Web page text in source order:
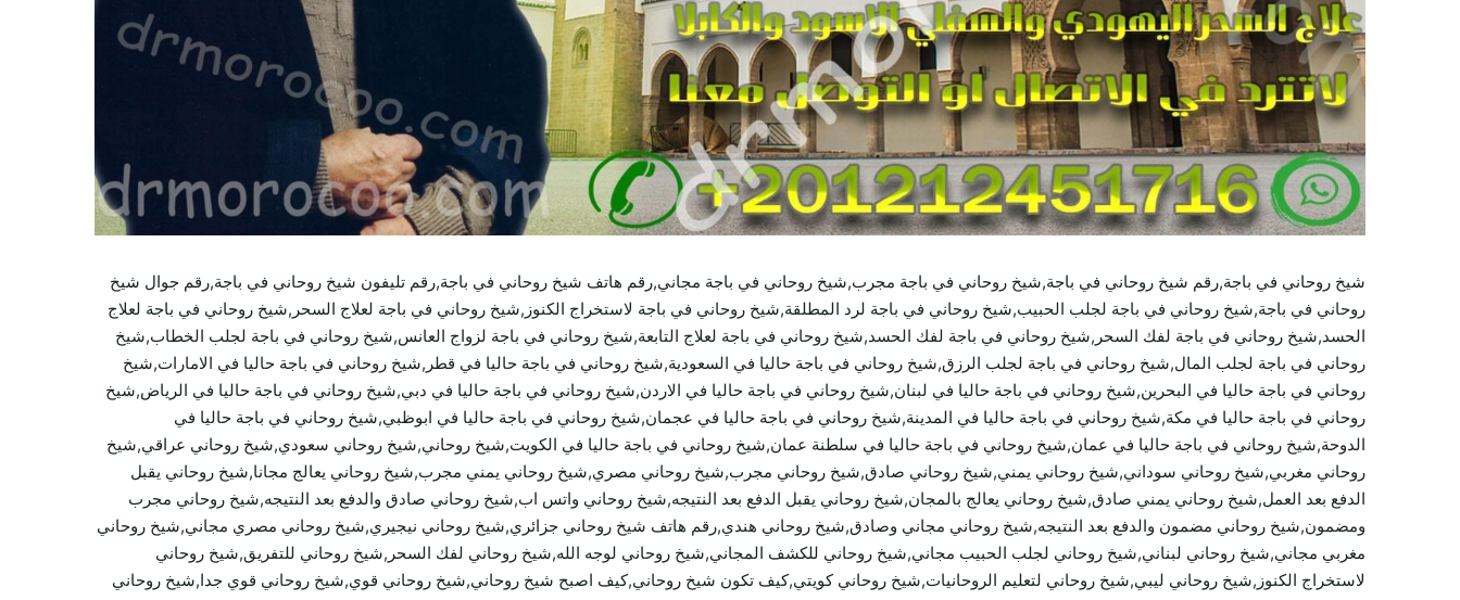
شيخ روحاني في باجة,رقم شيخ روحاني في باجة,شيخ روحاني في باجة مجرب,شيخ روحاني في باجة مجاني,رقم هاتف شيخ روحاني في باجة,رقم تليفون شيخ روحاني في باجة,رقم جوال شيخ
روحاني في باجة,شيخ روحاني في باجة لجلب الحبيب,شيخ روحاني في باجة لرد المطلقة,شيخ روحاني في باجة لاستخراج الكنوز,شيخ روحاني في باجة لعلاج السحر,شيخ روحاني في باجة لعلاج
الحسد,شيخ روحاني في باجة لفك السحر,شيخ روحاني في باجة لفك الحسد,شيخ روحاني في باجة لعلاج التابعة,شيخ روحاني في باجة لزواج العانس,شيخ روحاني في باجة لجلب الخطاب,شيخ
روحاني في باجة لجلب المال,شيخ روحاني في باجة لجلب الرزق,شيخ روحاني في باجة حاليا في السعودية,شيخ روحاني في باجة حاليا في قطر,شيخ روحاني في باجة حاليا في الامارات,شيخ
روحاني في باجة حاليا في البحرين,شيخ روحاني في باجة حاليا في لبنان,شيخ روحاني في باجة حاليا في الاردن,شيخ روحاني في باجة حاليا في دبي,شيخ روحاني في باجة حاليا في الرياض,شيخ
روحاني في باجة حاليا في مكة,شيخ روحاني في باجة حاليا في المدينة,شيخ روحاني في باجة حاليا في عجمان,شيخ روحاني في باجة حاليا في ابوظبي,شيخ روحاني في باجة حاليا في
الدوحة,شيخ روحاني في باجة حاليا في عمان,شيخ روحاني في باجة حاليا في سلطنة عمان,شيخ روحاني في باجة حاليا في الكويت,شيخ روحاني,شيخ روحاني سعودي,شيخ روحاني عراقي,شيخ
روحاني مغربي,شيخ روحاني سوداني,شيخ روحاني يمني,شيخ روحاني صادق,شيخ روحاني مجرب,شيخ روحاني مصري,شيخ روحاني يمني مجرب,شيخ روحاني يعالج مجانا,شيخ روحاني يقبل
الدفع بعد العمل,شيخ روحاني يمني صادق,شيخ روحاني يعالج بالمجان,شيخ روحاني يقبل الدفع بعد النتيجه,شيخ روحاني واتس اب,شيخ روحاني صادق والدفع بعد النتيجه,شيخ روحاني مجرب
ومضمون,شيخ روحاني مضمون والدفع بعد النتيجه,شيخ روحاني مجاني وصادق,شيخ روحاني هندي,رقم هاتف شيخ روحاني جزائري,شيخ روحاني نيجيري,شيخ روحاني مصري مجاني,شيخ روحاني
مغربي مجاني,شيخ روحاني لبناني,شيخ روحاني لجلب الحبيب مجاني,شيخ روحاني للكشف المجاني,شيخ روحاني لوجه الله,شيخ روحاني لفك السحر,شيخ روحاني للتفريق,شيخ روحاني
لاستخراج الكنوز,شيخ روحاني ليبي,شيخ روحاني لتعليم الروحانيات,شيخ روحاني كويتي,كيف تكون شيخ روحاني,كيف اصبح شيخ روحاني,شيخ روحاني قوي,شيخ روحاني قوي جدا,شيخ روحاني